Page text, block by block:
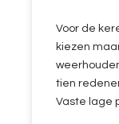
Voor de
kiezen
tien
Vaste lage